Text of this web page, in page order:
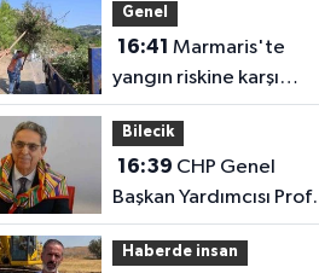
kavuşunca döktüğü
gözyaşı duygulandırdı
Genel
16:41
yangın riskine karşı
kapsamlı temizlik
Bilecik
16:39
Başkan Yardımcısı Prof.
Dr. Ali Rıza Erbay, 'CHP
üyesi olmak inanç ister,
Haberde insan